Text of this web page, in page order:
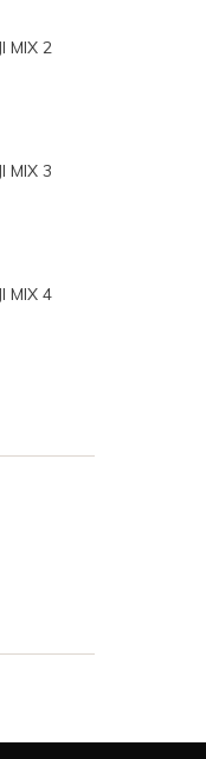
MIX 2
MIX 3
MIX 4